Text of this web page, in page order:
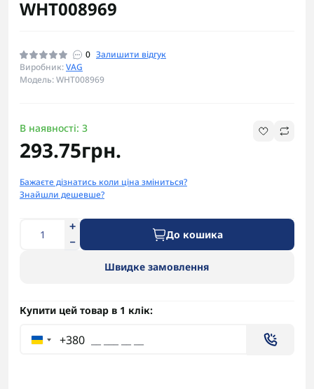
WHT008969
0 Залишити відгук
Виробник:VAG
Модель: WHT008969
В наявності: 3
293.75грн.
Бажаєте дізнатись коли ціна зміниться?
Знайшли дешевше?
До кошика
Швидке замовлення
Купити цей товар в 1 клік:
+380